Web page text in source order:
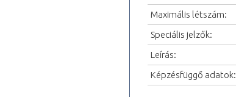
Maximális létszám:
Speciális jelzők:
Leírás:
Képzésfüggő adatok: